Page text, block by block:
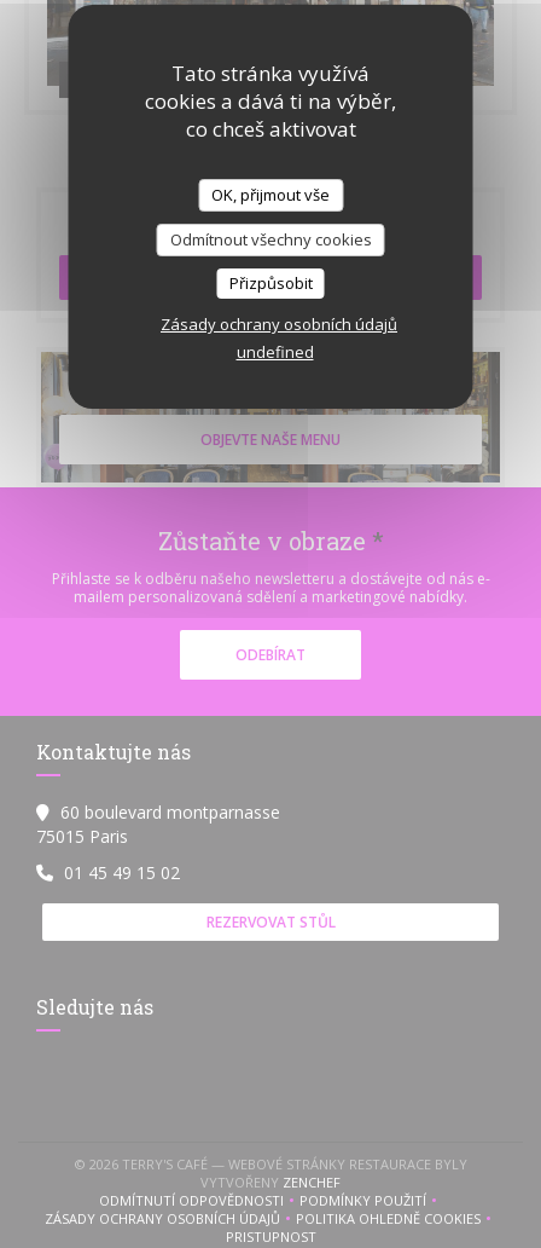
Tato stránka využívá
cookies a dává ti na výběr,
co chceš aktivovat
OK, přijmout vše
Odmítnout všechny cookies
Přizpůsobit
Zásady ochrany osobních údajů
undefined
Rezervace
REZERVOVAT STŮL
OBJEVTE NAŠE MENU
Zůstaňte v obraze *
Přihlaste se k odběru našeho newsletteru a dostávejte od nás e-
mailem personalizovaná sdělení a marketingové nabídky.
ODEBÍRAT
Kontaktujte nás
60 boulevard montparnasse
75015 Paris
01 45 49 15 02
REZERVOVAT STŮL
Sledujte nás
© 2026 TERRY'S CAFÉ — WEBOVÉ STRÁNKY RESTAURACE BYLY
VYTVOŘENY ZENCHEF((OTEVŘE SE V NOVÉM OKNĚ))
ODMÍTNUTÍ ODPOVĚDNOSTI((OTEVŘE SE V NOVÉM OKNĚ))
PODMÍNKY POUŽITÍ((OTEVŘE SE V NOVÉM
ZÁSADY OCHRANY OSOBNÍCH ÚDAJŮ
((OTEVŘE SE V NOVÉM OKNĚ))POLITIKA OHLEDNĚ COOKIES
((OTEVŘE SE V NOVÉM
PRISTUPNOST
((OTEVŘE SE V NOVÉM OKNĚ))